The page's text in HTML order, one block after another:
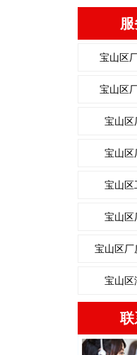
宝山区
宝山区
宝山区
宝山区
宝山区
宝山区
宝山区厂
宝山区
联